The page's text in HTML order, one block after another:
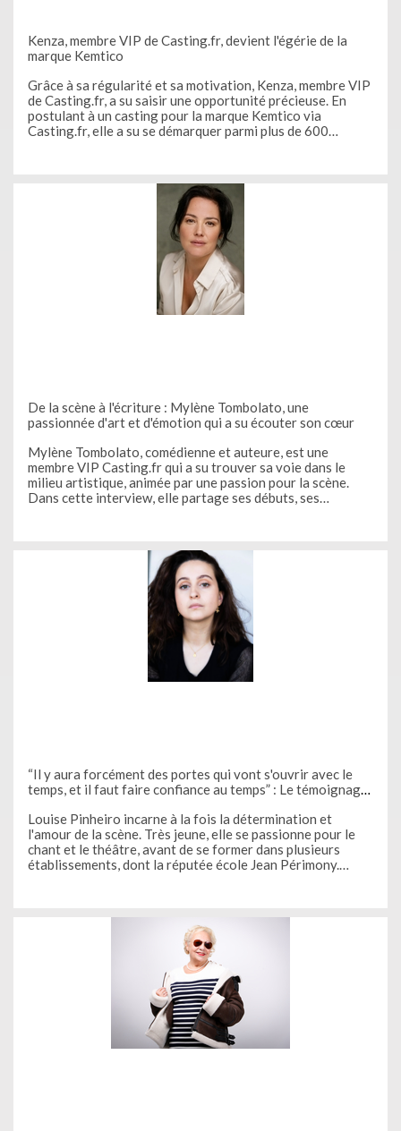
Kenza, membre VIP de Casting.fr, devient l'égérie de la
marque Kemtico
Grâce à sa régularité et sa motivation, Kenza, membre VIP
de Casting.fr, a su saisir une opportunité précieuse. En
postulant à un casting pour la marque Kemtico via
Casting.fr, elle a su se démarquer parmi plus de 600
De la scène à l'écriture : Mylène Tombolato, une
passionnée d'art et d'émotion qui a su écouter son cœur
Mylène Tombolato, comédienne et auteure, est une
membre VIP Casting.fr qui a su trouver sa voie dans le
milieu artistique, animée par une passion pour la scène.
Dans cette interview, elle partage ses débuts, ses
“Il y aura forcément des portes qui vont s'ouvrir avec le
temps, et il faut faire confiance au temps” : Le témoignage
Louise Pinheiro incarne à la fois la détermination et
l'amour de la scène. Très jeune, elle se passionne pour le
chant et le théâtre, avant de se former dans plusieurs
établissements, dont la réputée école Jean Périmony.